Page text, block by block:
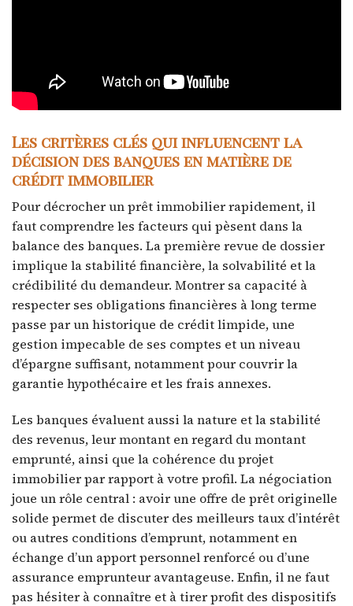
Les critères clés qui influencent la
décision des banques en matière de
crédit immobilier
Pour décrocher un prêt immobilier rapidement, il
faut comprendre les facteurs qui pèsent dans la
balance des banques. La première revue de dossier
implique la stabilité financière, la solvabilité et la
crédibilité du demandeur. Montrer sa capacité à
respecter ses obligations financières à long terme
passe par un historique de crédit limpide, une
gestion impecable de ses comptes et un niveau
d’épargne suffisant, notamment pour couvrir la
garantie hypothécaire et les frais annexes.
Les banques évaluent aussi la nature et la stabilité
des revenus, leur montant en regard du montant
emprunté, ainsi que la cohérence du projet
immobilier par rapport à votre profil. La négociation
joue un rôle central : avoir une offre de prêt originelle
solide permet de discuter des meilleurs taux d’intérêt
ou autres conditions d’emprunt, notamment en
échange d’un apport personnel renforcé ou d’une
assurance emprunteur avantageuse. Enfin, il ne faut
pas hésiter à connaître et à tirer profit des dispositifs